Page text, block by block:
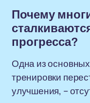
Почему
прогресса?
Одна из
тренировки
улучшения, –